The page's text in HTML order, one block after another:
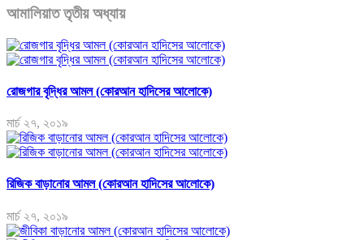
আমালিয়াত তৃতীয় অধ্যায়
রোজগার বৃদ্ধির আমল (কোরআন হাদিসের আলোকে)
মার্চ ২৭, ২০১৯
রিজিক বাড়ানোর আমল (কোরআন হাদিসের আলোকে)
মার্চ ২৭, ২০১৯